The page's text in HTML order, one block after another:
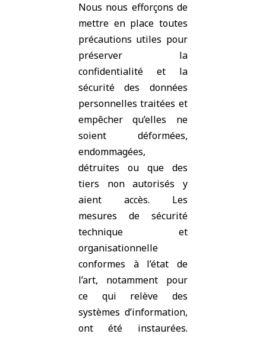
Nous nous efforçons de
mettre en place toutes
précautions utiles pour
préserver la
confidentialité et la
sécurité des données
personnelles traitées et
empêcher qu’elles ne
soient déformées,
endommagées,
détruites ou que des
tiers non autorisés y
aient accès. Les
mesures de sécurité
technique et
organisationnelle
conformes à l’état de
l’art, notamment pour
ce qui relève des
systèmes d’information,
ont été instaurées.